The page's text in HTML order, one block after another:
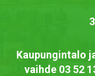
Kaupungintalo
vaihde 03 52